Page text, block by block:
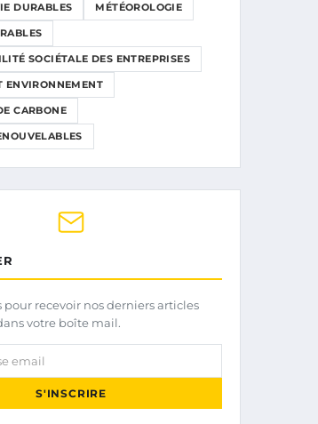
DURABLES MÉTÉOROLOGIE
SOCIÉTALE DES ENTREPRISES
ENVIRONNEMENT
CARBONE
pour recevoir nos derniers articles
votre boîte mail.
email
S'INSCRIRE